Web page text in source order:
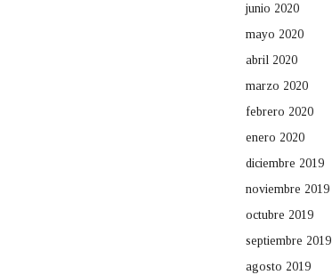
junio 2020
mayo 2020
abril 2020
marzo 2020
febrero 2020
enero 2020
diciembre 2019
noviembre 2019
octubre 2019
septiembre 2019
agosto 2019